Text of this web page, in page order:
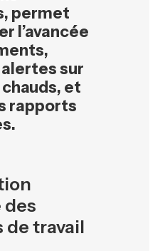
permet
l’avancée
sur
et
rapports
de travail